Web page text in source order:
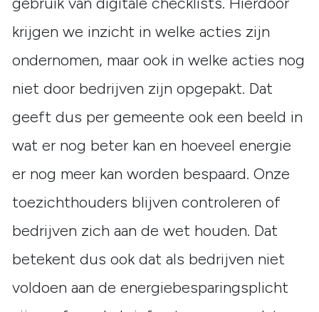
krijgen we inzicht in welke acties zijn
ondernomen, maar ook in welke acties nog
niet door bedrijven zijn opgepakt. Dat
geeft dus per gemeente ook een beeld in
wat er nog beter kan en hoeveel energie
er nog meer kan worden bespaard. Onze
toezichthouders blijven controleren of
bedrijven zich aan de wet houden. Dat
betekent dus ook dat als bedrijven niet
voldoen aan de energiebesparingsplicht